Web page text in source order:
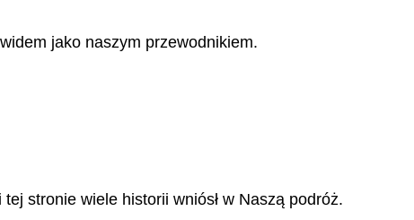
jako naszym przewodnikiem.
stronie wiele historii wniósł w Naszą podróż.